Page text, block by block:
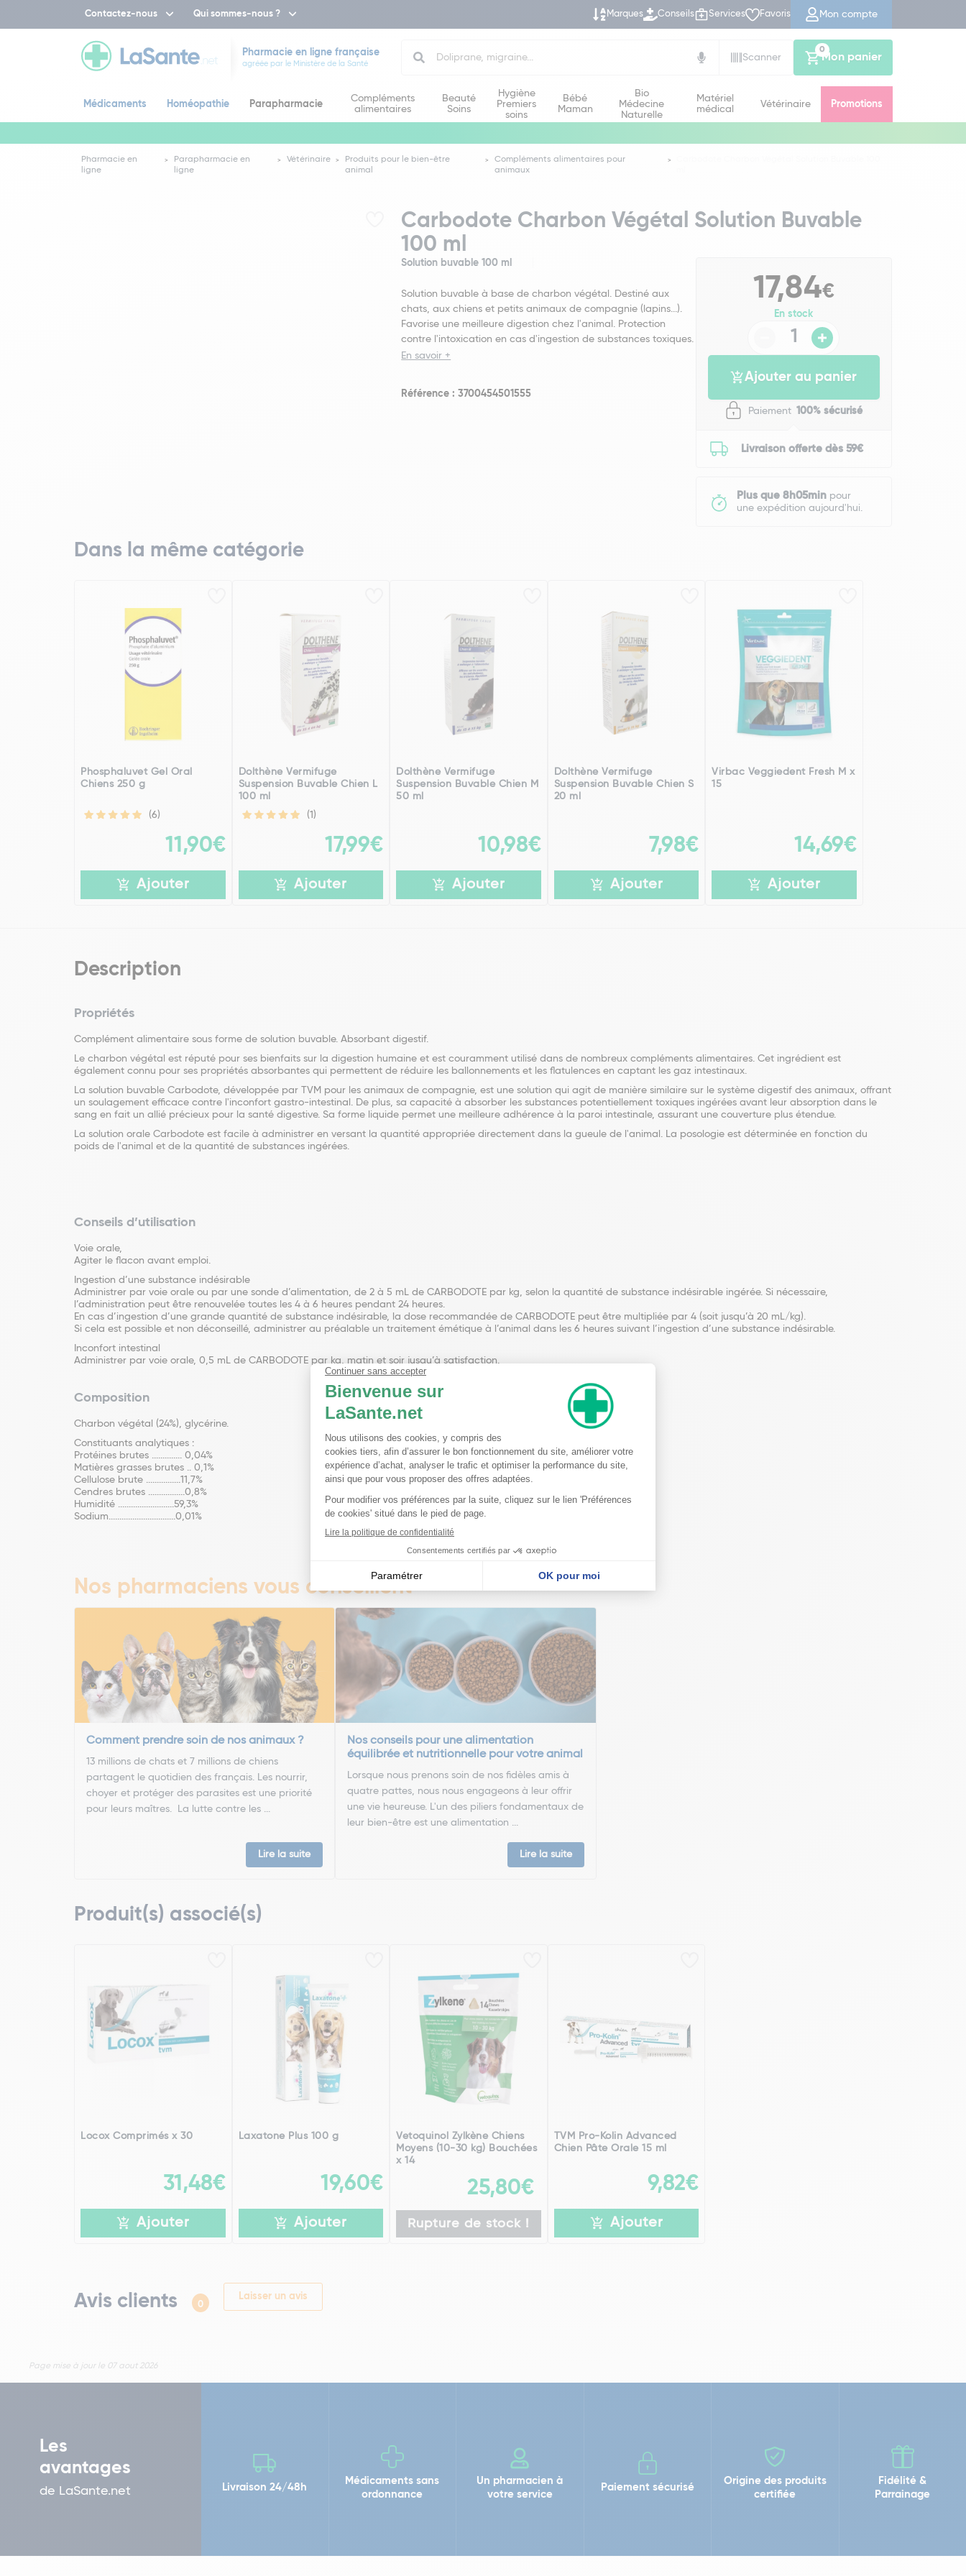
Contactez-nous Qui sommes-nous ? Marques Conseils Services Favoris Mon compte
Pharmacie en ligne française
agréée par le Ministère de la Santé
Scanner
Mon panier
0
Médicaments Homéopathie Parapharmacie
Compléments
alimentaires
Beauté
Soins
Hygiène
Premiers
soins
Bébé
Maman
Bio
Médecine
Naturelle
Matériel
médical
Vétérinaire Promotions
Pharmacie en
ligne
Parapharmacie en
ligne
Vétérinaire
Produits pour le bien-être
animal
Compléments alimentaires pour
animaux
Carbodote Charbon Végétal Solution Buvable
100 ml
Solution buvable 100 ml
Solution buvable à base de charbon végétal. Destiné aux
chats, aux chiens et petits animaux de compagnie (lapins...).
Favorise une meilleure digestion chez l'animal. Protection
contre l'intoxication en cas d'ingestion de substances toxiques.
En savoir +
Référence : 3700454501555
17,84€
En stock
Ajouter au panier
Paiement 100% sécurisé
Livraison offerte dès 59€
Plus que 8h05minpour
une expédition aujourd'hui.
Dans la même catégorie
Phosphaluvet Gel Oral
Chiens 250 g
(6)
11,90€
Ajouter
Dolthène Vermifuge
Suspension Buvable Chien L
100 ml
(1)
17,99€
Ajouter
Dolthène Vermifuge
Suspension Buvable Chien M
50 ml
10,98€
Ajouter
Dolthène Vermifuge
Suspension Buvable Chien S
20 ml
7,98€
Ajouter
Virbac Veggiedent Fresh M x
15
14,69€
Ajouter
Description
Propriétés
Complément alimentaire sous forme de solution buvable. Absorbant digestif.
Le charbon végétal est réputé pour ses bienfaits sur la digestion humaine et est couramment utilisé dans de nombreux compléments alimentaires. Cet ingrédient est
également connu pour ses propriétés absorbantes qui permettent de réduire les ballonnements et les flatulences en captant les gaz intestinaux.
La solution buvable Carbodote, développée par TVM pour les animaux de compagnie, est une solution qui agit de manière similaire sur le système digestif des animaux, offrant
un soulagement efficace contre l'inconfort gastro-intestinal. De plus, sa capacité à absorber les substances potentiellement toxiques ingérées avant leur absorption dans le
sang en fait un allié précieux pour la santé digestive. Sa forme liquide permet une meilleure adhérence à la paroi intestinale, assurant une couverture plus étendue.
La solution orale Carbodote est facile à administrer en versant la quantité appropriée directement dans la gueule de l'animal. La posologie est déterminée en fonction du
poids de l'animal et de la quantité de substances ingérées.
Conseils d’utilisation
Voie orale,
Agiter le flacon avant emploi.
Ingestion d’une substance indésirable
Administrer par voie orale ou par une sonde d’alimentation, de 2 à 5 mL de CARBODOTE par kg, selon la quantité de substance indésirable ingérée. Si nécessaire,
l’administration peut être renouvelée toutes les 4 à 6 heures pendant 24 heures.
En cas d’ingestion d’une grande quantité de substance indésirable, la dose recommandée de CARBODOTE peut être multipliée par 4 (soit jusqu’à 20 mL/kg).
Si cela est possible et non déconseillé, administrer au préalable un traitement émétique à l’animal dans les 6 heures suivant l’ingestion d’une substance indésirable.
Inconfort intestinal
Administrer par voie orale, 0,5 mL de CARBODOTE par kg, matin et soir jusqu’à satisfaction.
Composition
Charbon végétal (24%), glycérine.
Constituants analytiques :
Protéines brutes .............. 0,04%
Matières grasses brutes .. 0,1%
Cellulose brute ................11,7%
Cendres brutes .................0,8%
Humidité ..........................59,3%
Sodium...............................0,01%
Nos pharmaciens vous conseillent
Comment prendre soin de nos animaux ?
13 millions de chats et 7 millions de chiens
partagent le quotidien des français. Les nourrir,
choyer et protéger des parasites est une priorité
pour leurs maîtres. La lutte contre les ...
Lire la suite
Nos conseils pour une alimentation
équilibrée et nutritionnelle pour votre animal
Lorsque nous prenons soin de nos fidèles amis à
quatre pattes, nous nous engageons à leur offrir
une vie heureuse. L'un des piliers fondamentaux de
leur bien-être est une alimentation ...
Lire la suite
Produit(s) associé(s)
Locox Comprimés x 30
31,48€
Ajouter
Laxatone Plus 100 g
19,60€
Ajouter
Vetoquinol Zylkène Chiens
Moyens (10-30 kg) Bouchées
x 14
25,80€
Rupture de stock !
TVM Pro-Kolin Advanced
Chien Pâte Orale 15 ml
9,82€
Ajouter
Avis clients 0
Laisser un avis
Page mise à jour le 07 aout 2026
Les
avantages
de LaSante.net Livraison 24/48h
Médicaments sans
ordonnance
Un pharmacien à
votre service
Paiement sécurisé
Origine des produits
certifiée
Fidélité &
Parrainage